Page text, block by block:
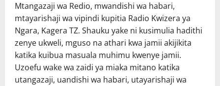
Mtangazaji wa Redio, mwandishi wa habari,
mtayarishaji wa vipindi kupitia Radio Kwizera ya
Ngara, Kagera TZ. Shauku yake ni kusimulia hadithi
zenye ukweli, mguso na athari kwa jamii akijikita
katika kuibua masuala muhimu kwenye jamii.
Uzoefu wake wa zaidi ya miaka mitano katika
utangazaji, uandishi wa habari, utayarishaji wa